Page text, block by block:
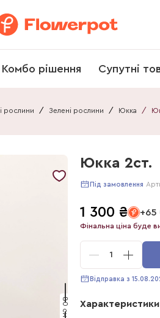
Комбо рішення Супутні
рослини / Зелені рослини / Юкка /
80 см
Юкка 2ст.
Під замовлення
1 300 ₴ +65
Фінальна ціна буде
1
Відправка з
Характеристики